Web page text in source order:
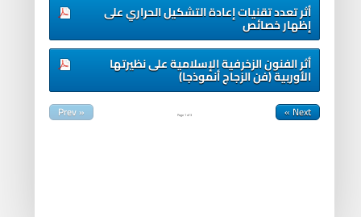
أثر تعدد تقنيات إعادة التشكيل الحراري على
إظهار خصائص
أثر الفنون الزخرفية الإسلامية على نظيرتها
الأوربية (فن الزجاج أنموذجا)
Next »
Page1of3
« Prev